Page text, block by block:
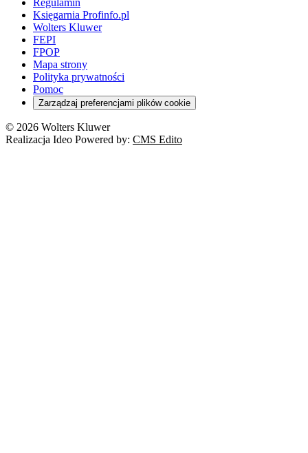
Księgarnia Profinfo.pl
Wolters Kluwer
FEPI
FPOP
Mapa strony
Polityka prywatności
Pomoc
Zarządzaj preferencjami plików cookie
© 2026 Wolters Kluwer
Realizacja Ideo Powered by: CMS Edito